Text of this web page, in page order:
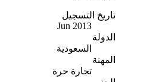
تاريخ التسجيل
Jun 2013
الدولة
السعودية
المهنة
تجارة حرة